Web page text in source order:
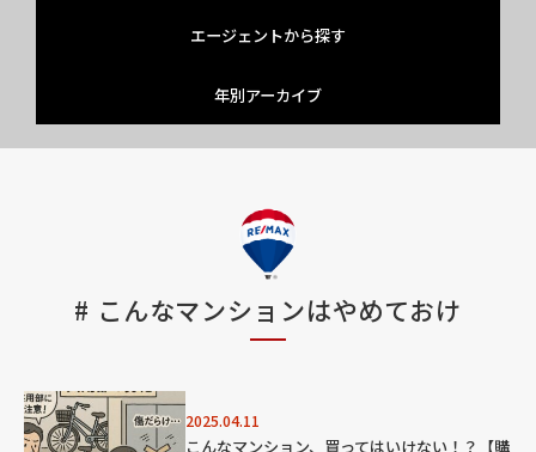
エージェントから探す
年別アーカイブ
# こんなマンションはやめておけ
2025.04.11
こんなマンション、買ってはいけない！？【購